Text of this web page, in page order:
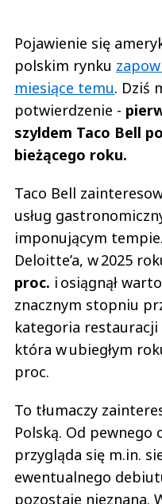
Pojawienie się
polskim rynku
miesiące temu. Dziś
potwierdzenie -
szyldem Taco Bell
bieżącego roku.
Taco Bell
usług
imponującym
Deloitte’a, w 2025
proc. i osiągnął
znacznym stopniu
kategoria restauracji
która w ubiegłym
proc.
To tłumaczy
Polską. Od
przygląda się m.in.
ewentualnego
pozostaje nieznana.